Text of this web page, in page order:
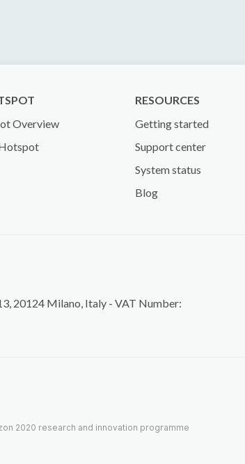
Overview
RESOURCES
Getting started
Support center
System status
Blog
20124 Milano, Italy - VAT Number:
2020 research and innovation programme